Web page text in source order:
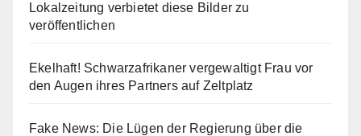
Lokalzeitung verbietet diese Bilder zu
veröffentlichen
Ekelhaft! Schwarzafrikaner vergewaltigt Frau vor
den Augen ihres Partners auf Zeltplatz
Fake News: Die Lügen der Regierung über die